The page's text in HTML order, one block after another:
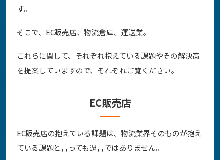
す。
そこで、EC販売店、物流倉庫、運送業。
これらに関して、それぞれ抱えている課題やその解決策
を提案していますので、それぞれご覧ください。
EC販売店
EC販売店の抱えている課題は、物流業界そのものが抱え
ている課題と言っても過言ではありません。